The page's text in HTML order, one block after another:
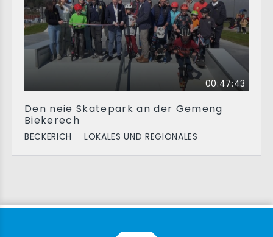
00:47:43
Den neie Skatepark an der Gemeng
Biekerech
BECKERICH LOKALES UND REGIONALES